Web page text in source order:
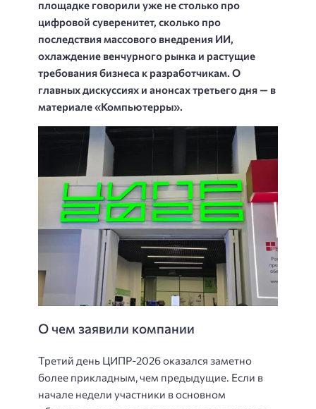
площадке говорили уже не столько про
цифровой суверенитет, сколько про
последствия массового внедрения ИИ,
охлаждение венчурного рынка и растущие
требования бизнеса к разработчикам. О
главных дискуссиях и анонсах третьего дня — в
материале «Компьютерры».
О чем заявили компании
Третий день ЦИПР-2026 оказался заметно
более прикладным, чем предыдущие. Если в
начале недели участники в основном